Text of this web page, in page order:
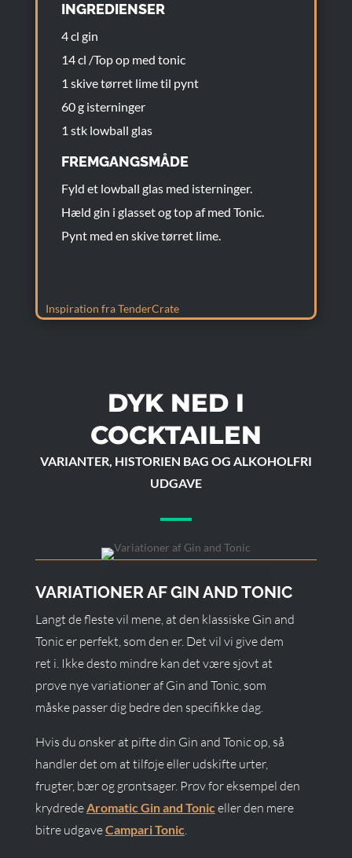
INGREDIENSER
4 cl gin
14 cl /Top op med tonic
1 skive tørret lime til pynt
60 g isterninger
1 stk lowball glas
FREMGANGSMÅDE
Fyld et lowball glas med isterninger.
Hæld gin i glasset og top af med Tonic.
Pynt med en skive tørret lime.
Inspiration fra TenderCrate
DYK NED I
COCKTAILEN
VARIANTER, HISTORIEN BAG OG ALKOHOLFRI
UDGAVE
VARIATIONER AF GIN AND TONIC
Langt de fleste vil mene, at den klassiske Gin and
Tonic er perfekt, som den er. Det vil vi give dem
ret i. Ikke desto mindre kan det være sjovt at
prøve nye variationer af Gin and Tonic, som
måske passer dig bedre den specifikke dag.
Hvis du ønsker at pifte din Gin and Tonic op, så
handler det om at tilføje eller udskifte urter,
frugter, bær og grøntsager. Prøv for eksempel den
krydredeAromatic Gin and Toniceller den mere
bitre udgaveCampari Tonic.